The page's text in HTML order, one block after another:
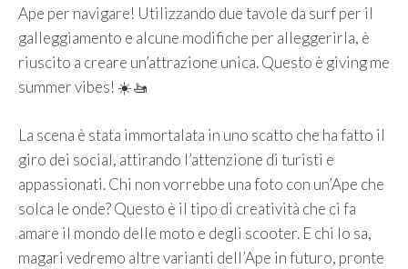
Ape per navigare! Utilizzando due tavole da surf per il
galleggiamento e alcune modifiche per alleggerirla, è
riuscito a creare un’attrazione unica. Questo è giving me
summer vibes! ☀️🚤
La scena è stata immortalata in uno scatto che ha fatto il
giro dei social, attirando l’attenzione di turisti e
appassionati. Chi non vorrebbe una foto con un’Ape che
solca le onde? Questo è il tipo di creatività che ci fa
amare il mondo delle moto e degli scooter. E chi lo sa,
magari vedremo altre varianti dell’Ape in futuro, pronte